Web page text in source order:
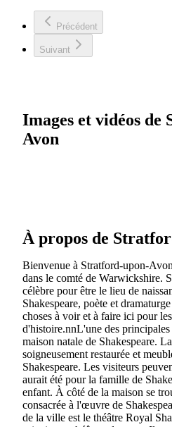
Précédent
Suivant
Images et vidéos
Avon
À propos de
Bienvenue à Stratford-upon-
dans le comté de Warwickshire.
célèbre pour être le lieu de
Shakespeare, poète et
choses à voir et à faire ici pour
d'histoire.nnL'une des
maison natale de Shakespeare.
soigneusement restaurée et
Shakespeare. Les visiteurs
aurait été pour la famille de
enfant. À côté de la maison se
consacrée à l'œuvre de
de la ville est le théâtre Royal